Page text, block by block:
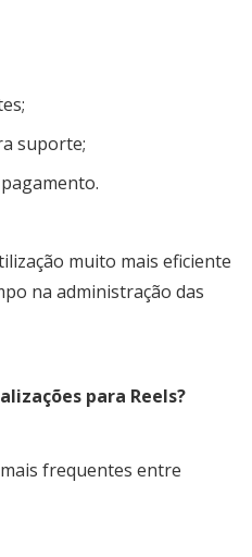
suporte;
muito mais eficiente
na administração das
para Reels?
frequentes entre